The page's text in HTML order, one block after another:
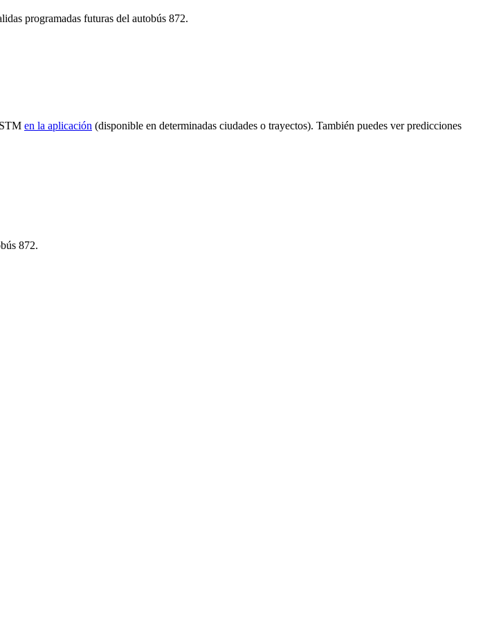
programadas futuras del autobús 872.
en la aplicación (disponible en determinadas ciudades o trayectos). También puedes ver predicciones
872.